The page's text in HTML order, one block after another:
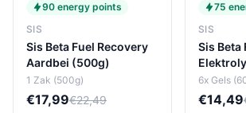
90 energy points
SIS
Sis Beta Fuel Recovery
Aardbei (500g)
1 Zak (500g)
€17,99€22,49
75
SIS
Sis Beta
(6 x
6x Gels
€14,49